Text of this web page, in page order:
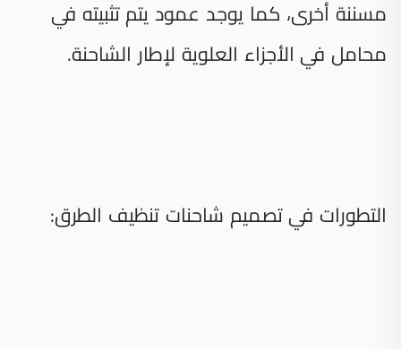
مسننة أخرى، كما يوجد عمود يتم تثبيته في
محامل في الأجزاء العلوية لإطار الشاحنة.
التطورات في تصميم شاحنات تنظيف الطرق: